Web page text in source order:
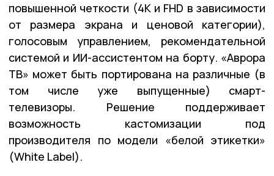
повышенной четкости (4K и FHD в зависимости
от размера экрана и ценовой категории),
голосовым управлением, рекомендательной
системой и ИИ-ассистентом на борту. «Аврора
ТВ» может быть портирована на различные (в
том числе уже выпущенные) смарт-
телевизоры. Решение поддерживает
возможность кастомизации под
производителя по модели «белой этикетки»
(White Label).